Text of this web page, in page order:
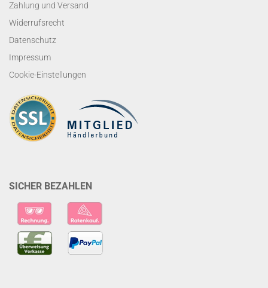
Zahlung und Versand
Widerrufsrecht
Datenschutz
Impressum
Cookie-Einstellungen
SICHER BEZAHLEN